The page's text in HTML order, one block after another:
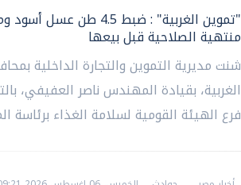
"تموين الغربية" : ضبط 4.5 طن عسل
منتهية الصلاحية قبل بيعها
شنت مديرية التموين والتجارة الداخلية
الغربية، بقيادة المهندس ناصر العفيفي،
فرع الهيئة القومية لسلامة الغذاء برئاسة